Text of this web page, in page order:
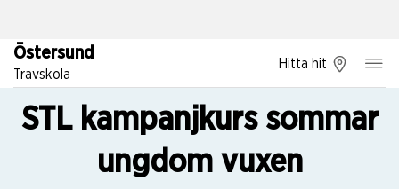
Östersund
Travskola
Hitta hit
STL kampanjkurs sommar
ungdom vuxen